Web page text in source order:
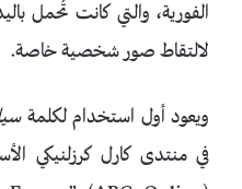
الفورية، والتي كانت تُحمل
لالتقاط صور شخصية خاصة.
ويعود أول استخدام لكلمة